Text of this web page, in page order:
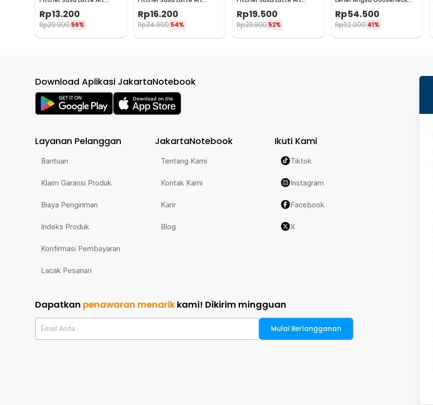
Espresso Stainless Steel
1.5oz - S06HG
Rp13.200
Rp29.900 56%
Espresso Stainless Steel
3oz - S06HG
Rp16.200
Rp34.900 54%
5oz - S06HG
Rp19.500
Rp39.900 52%
- AA049
Rp54.500
Rp92.000 41%
Download Aplikasi JakartaNotebook
Layanan Pelanggan
Bantuan
Klaim Garansi Produk
Biaya Pengiriman
Indeks Produk
Konfirmasi Pembayaran
Lacak Pesanan
JakartaNotebook
Tentang Kami
Kontak Kami
Karir
Blog
Ikuti Kami
Tiktok
Instagram
Facebook
X
Dapatkan penawaran menarik kami! Dikirim mingguan
Email Anda Mulai Berlangganan